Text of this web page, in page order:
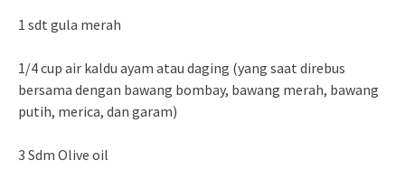
1 sdt gula merah
1/4 cup air kaldu ayam atau daging (yang saat direbus
bersama dengan bawang bombay, bawang merah, bawang
putih, merica, dan garam)
3 Sdm Olive oil